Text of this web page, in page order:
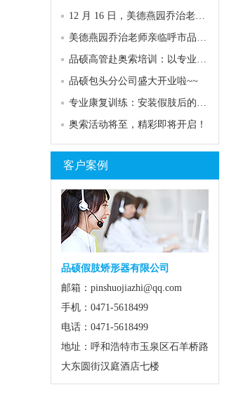
12 月 16 日，美德燕园乔治老师再次亮相呼市品硕专家门诊！
美德燕园乔治老师亲临呼市品硕，专业服务助力客户康复
品硕高管赴奥索培训：以专业赋能，共探康复服务高度
品硕包头分公司盛大开业啦~~
专业康复训练：安装假肢后的关键助力
奥索活动将至，精彩即将开启！
客户案例
品硕假肢矫形器有限公司
邮箱：pinshuojiazhi@qq.com
手机：0471-5618499
电话：0471-5618499
地址：呼和浩特市玉泉区石羊桥路
大东圆街汉庭酒店七楼